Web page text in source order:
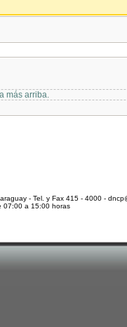
más arriba.
- Tel. y Fax 415 - 4000 -
07:00 a 15:00 horas